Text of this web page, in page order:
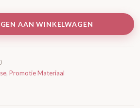
AAN WINKELWAGEN
, Promotie Materiaal